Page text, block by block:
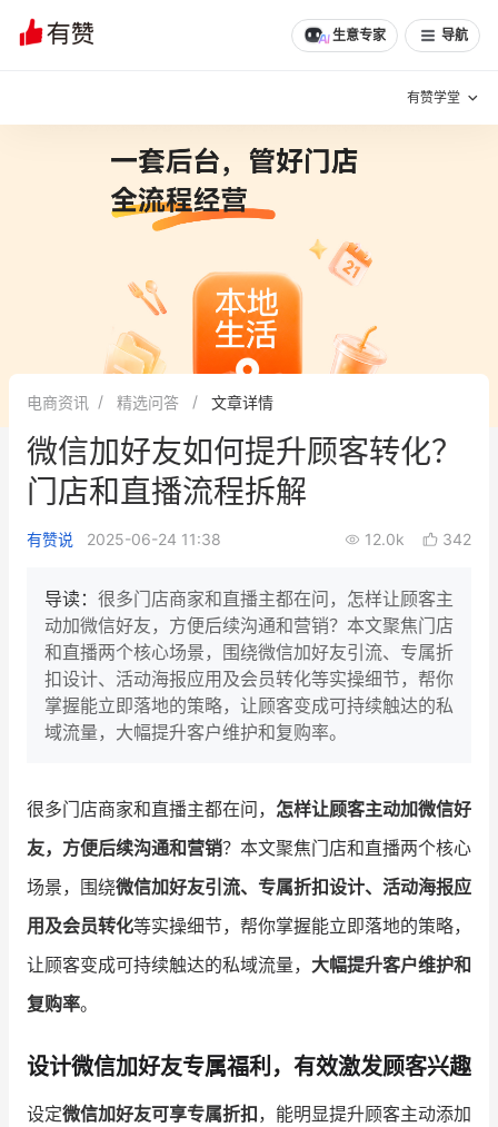
生意专家 导航
有赞学堂
增长方法
有赞专家说
新零售最佳实践
面对面聊增长
新零售大会 新零售茶会
增长产品指南
智库 产品场景库
产品更新动态 帮助中心
品牌消费观
新零售资讯
培训课程
私域课程
电商资讯 精选问答 文章详情
微信加好友如何提升顾客转化？
门店和直播流程拆解
有赞说 2025-06-24 11:38 12.0k 342
导读： 很多门店商家和直播主都在问，怎样让顾客主
动加微信好友，方便后续沟通和营销？本文聚焦门店
和直播两个核心场景，围绕微信加好友引流、专属折
扣设计、活动海报应用及会员转化等实操细节，帮你
掌握能立即落地的策略，让顾客变成可持续触达的私
域流量，大幅提升客户维护和复购率。
很多门店商家和直播主都在问， 怎样让顾客主动加微信好
友，方便后续沟通和营销？本文聚焦门店和直播两个核心
场景，围绕微信加好友引流、专属折扣设计、活动海报应
用及会员转化等实操细节，帮你掌握能立即落地的策略，
让顾客变成可持续触达的私域流量， 大幅提升客户维护和
复购率。
设计微信加好友专属福利，有效激发顾客兴趣
设定微信加好友可享专属折扣，能明显提升顾客主动添加